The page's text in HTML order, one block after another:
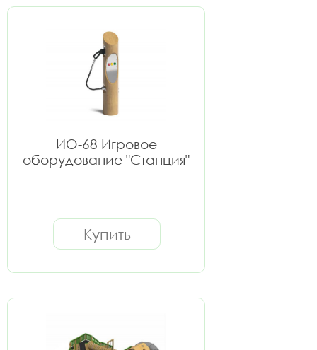
ИО-68 Игровое
оборудование "Станция"
Купить